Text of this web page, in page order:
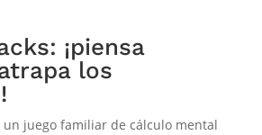
¡piensa
los
juego familiar de cálculo mental